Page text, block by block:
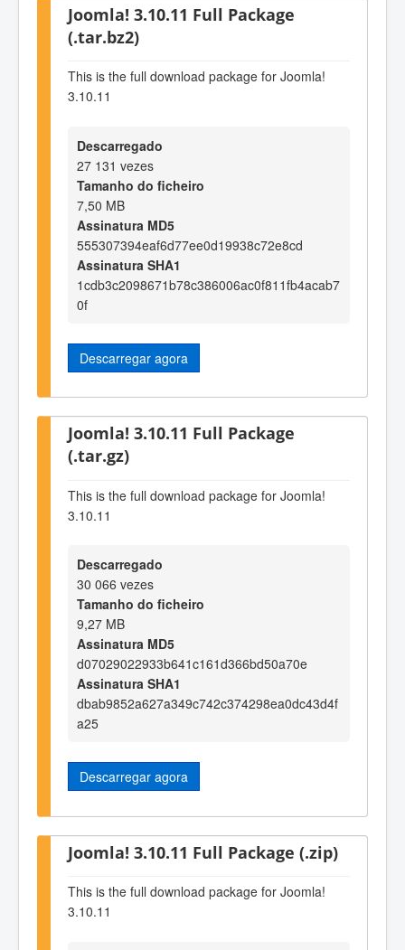
Joomla! 3.10.11 Full Package
(.tar.bz2)
This is the full download package for Joomla!
3.10.11
Descarregado
27 131 vezes
Tamanho do ficheiro
7,50 MB
Assinatura MD5
555307394eaf6d77ee0d19938c72e8cd
Assinatura SHA1
1cdb3c2098671b78c386006ac0f811fb4acab7
0f
Descarregar agora
Joomla! 3.10.11 Full Package
(.tar.gz)
This is the full download package for Joomla!
3.10.11
Descarregado
30 066 vezes
Tamanho do ficheiro
9,27 MB
Assinatura MD5
d07029022933b641c161d366bd50a70e
Assinatura SHA1
dbab9852a627a349c742c374298ea0dc43d4f
a25
Descarregar agora
Joomla! 3.10.11 Full Package (.zip)
This is the full download package for Joomla!
3.10.11